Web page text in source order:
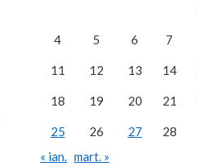
4 5 6 7
11 12 13 14
18 19 20 21
25 26 27
28
« ian. mart. »